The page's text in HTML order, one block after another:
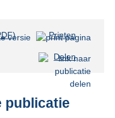
b
n
d
Printen
Delen
publicatie